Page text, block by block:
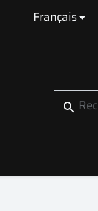
Français
search